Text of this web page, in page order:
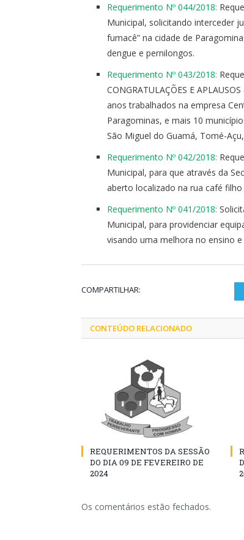
Requerimento Nº 044/2018:
Municipal, solicitando interceder
fumacê” na cidade de
dengue e pernilongos.
Requerimento Nº 043/2018:
CONGRATULAÇÕES E
anos trabalhados na empresa
Paragominas, e mais 10
São Miguel do Guamá, Tomé-
Requerimento Nº 042/2018:
Municipal, para que através da
aberto localizado na rua café
Requerimento Nº 041/2018:
Municipal, para providenciar
visando uma melhora no ensino e
COMPARTILHAR:
CONTEÚDO RELACIONADO
REQUERIMENTOS DA SESSÃO
DO DIA 09 DE FEVEREIRO DE
2024
Os comentários estão fechados.